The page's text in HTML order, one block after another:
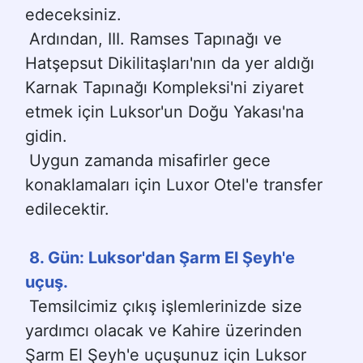
edeceksiniz.
Ardından, III. Ramses Tapınağı ve
Hatşepsut Dikilitaşları'nın da yer aldığı
Karnak Tapınağı Kompleksi'ni ziyaret
etmek için Luksor'un Doğu Yakası'na
gidin.
Uygun zamanda misafirler gece
konaklamaları için Luxor Otel'e transfer
edilecektir.
8. Gün: Luksor'dan Şarm El Şeyh'e
uçuş.
Temsilcimiz çıkış işlemlerinizde size
yardımcı olacak ve Kahire üzerinden
Şarm El Şeyh'e uçuşunuz için Luksor